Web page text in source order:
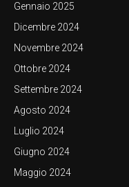
Gennaio 2025
Dicembre 2024
Novembre 2024
Ottobre 2024
Settembre 2024
Agosto 2024
Luglio 2024
Giugno 2024
Maggio 2024